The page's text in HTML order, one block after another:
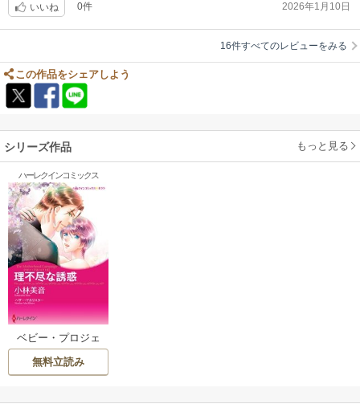
いいね 0件 2026年1月10日
16件すべてのレビューをみる
この作品をシェアしよう
シリーズ作品 もっと見る
ハーレクインコミックス
ベビー・プロジェ
クト Ⅱ 理不尽な誘
惑
無料立読み